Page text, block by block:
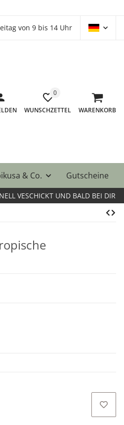
von 9 bis 14 Uhr
0
WUNSCHZETTEL WARENKORB
& Co. Gutscheine
VESCHICKT UND BALD BEI DIR